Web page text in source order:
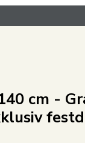
cm -